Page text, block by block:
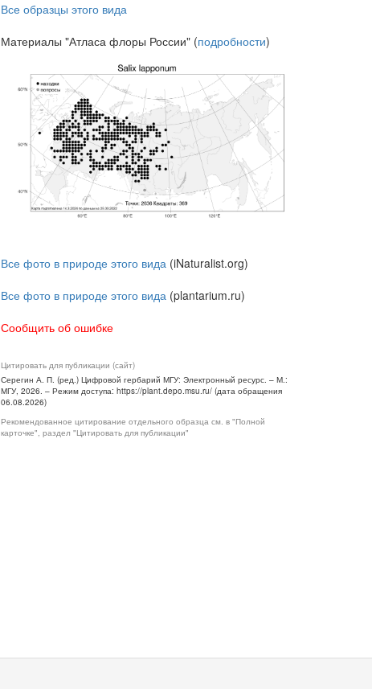
Все образцы этого вида
Материалы "Атласа флоры России" (подробности)
Все фото в природе этого вида (iNaturalist.org)
Все фото в природе этого вида (plantarium.ru)
Сообщить об ошибке
Цитировать для публикации (сайт)
Серегин А. П. (ред.) Цифровой гербарий МГУ: Электронный ресурс. – М.:
МГУ, 2026. – Режим доступа: https://plant.depo.msu.ru/ (дата обращения
06.08.2026)
Рекомендованное цитирование отдельного образца см. в "Полной
карточке", раздел "Цитировать для публикации"